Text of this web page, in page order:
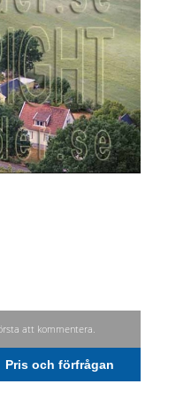
att kommentera.
Pris och förfrågan